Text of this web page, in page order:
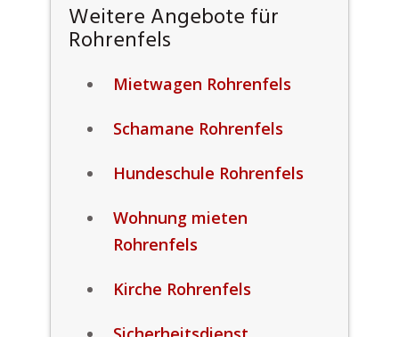
Weitere Angebote für
Rohrenfels
Mietwagen Rohrenfels
Schamane Rohrenfels
Hundeschule Rohrenfels
Wohnung mieten
Rohrenfels
Kirche Rohrenfels